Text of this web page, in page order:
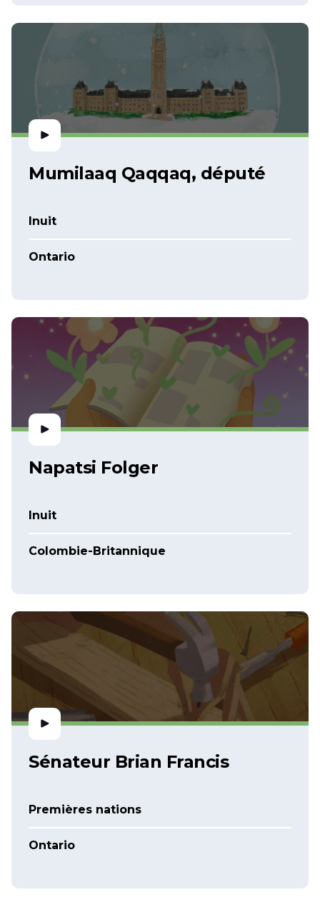
Mumilaaq Qaqqaq, député
Inuit
Ontario
Napatsi Folger
Inuit
Colombie-Britannique
Sénateur Brian Francis
Premières nations
Ontario